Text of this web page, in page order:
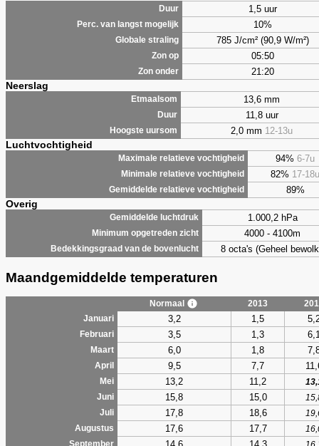
Duur 1,5 uur
Perc. van langst mogelijk 10%
Globale straling 785 J/cm² (90,9 W/m²)
Zon op 05:50
Zon onder 21:20
Neerslag
Etmaalsom 13,6 mm
Duur 11,8 uur
Hoogste uursom 2,0 mm 12-13u
Luchtvochtigheid
Maximale relatieve vochtigheid 94% 6-7u
Minimale relatieve vochtigheid 82% 17-18u
Gemiddelde relatieve vochtigheid 89%
Overig
Gemiddelde luchtdruk 1.000,2 hPa
Minimum opgetreden zicht 4000 - 4100m
Bedekkingsgraad van de bovenlucht 8 octa's (Geheel
Maandgemiddelde temperaturen
Normaal 2013
Januari
3,2 1,5
Februari 3,5 1,3
Maart 6,0 1,8
April 9,5 7,7
Mei 13,2 11,2
Juni
15,8 15,0
Juli
17,8 18,6
Augustus
17,6 17,7
September